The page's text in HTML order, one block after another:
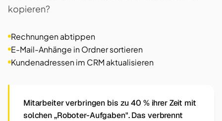
kopieren?
Rechnungen abtippen
E-Mail-Anhänge in Ordner sortieren
Kundenadressen im CRM aktualisieren
Mitarbeiter verbringen bis zu 40 % ihrer Zeit mit
solchen „Roboter-Aufgaben". Das verbrennt